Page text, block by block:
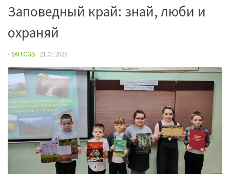
Заповедный край: знай, люби и
охраняй
-SAITCGB · 21.01.2025